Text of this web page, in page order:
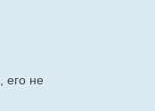
его не